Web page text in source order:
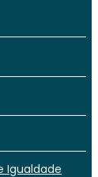
Igualdade